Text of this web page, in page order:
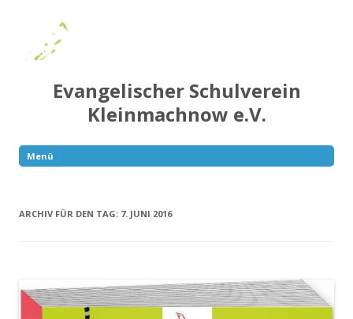
Evangelischer Schulverein
Kleinmachnow e.V.
Menü
ARCHIV FÜR DEN TAG: 7. JUNI 2016